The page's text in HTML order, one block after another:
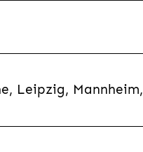
Leipzig, Mannheim,